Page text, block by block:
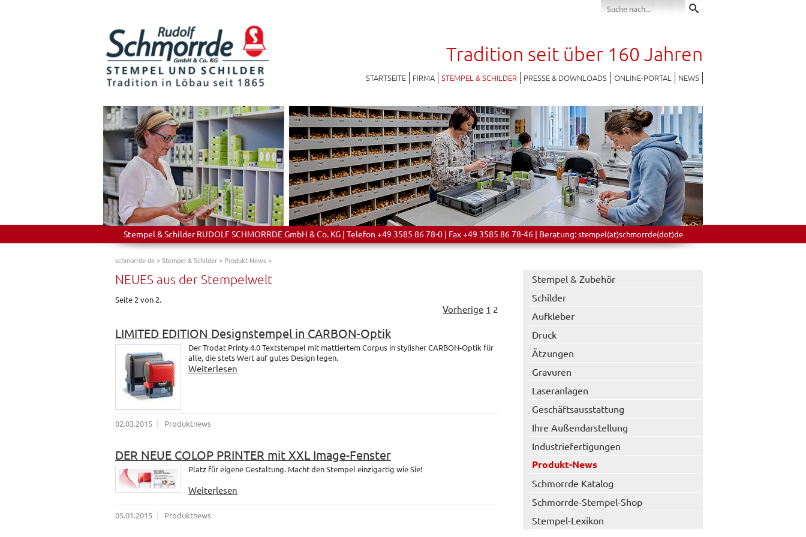
Tradition seit über 160 Jahren
STARTSEITE FIRMA STEMPEL & SCHILDER PRESSE & DOWNLOADS ONLINE-PORTAL NEWS
Stempel & Schilder RUDOLF SCHMORRDE GmbH & Co. KG | Telefon +49 3585 86 78-0 | Fax +49 3585 86 78-46 | Beratung:stempel(at)schmorrde(dot)de
schmorrde.de>Stempel & Schilder> Produkt-News>
NEUES aus der Stempelwelt
Seite 2 von 2.
Vorherige 1 2
LIMITED EDITION Designstempel in CARBON-Optik
Der Trodat Printy 4.0 Textstempel mit mattiertem Corpus in stylisher CARBON-Optik für
alle, die stets Wert auf gutes Design legen.
Weiterlesen
02.03.2015 Produktnews
DER NEUE COLOP PRINTER mit XXL Image-Fenster
Platz für eigene Gestaltung. Macht den Stempel einzigartig wie Sie!
Weiterlesen
05.01.2015 Produktnews
Stempel & Zubehör
Schilder
Aufkleber
Druck
Ätzungen
Gravuren
Laseranlagen
Geschäftsausstattung
Ihre Außendarstellung
Industriefertigungen
Produkt-News
Schmorrde Katalog
Schmorrde-Stempel-Shop
Stempel-Lexikon